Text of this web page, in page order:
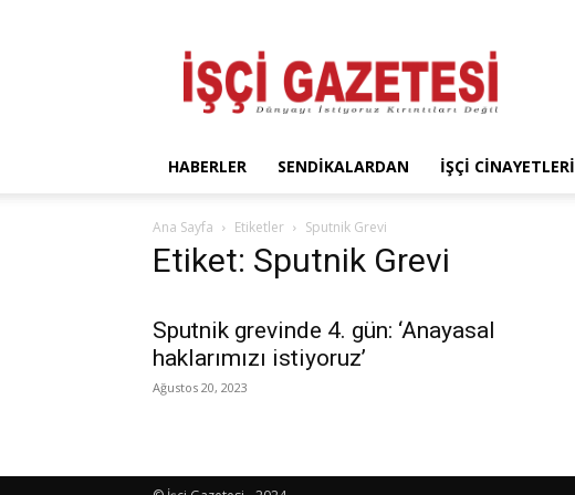
Gazetesi
HABERLER SENDIKALARDAN İŞÇI CINAYETLERI
Ana Sayfa Etiketler Sputnik Grevi
Etiket: Sputnik Grevi
Sputnik grevinde 4. gün: ‘Anayasal
haklarımızı istiyoruz’
Ağustos 20, 2023